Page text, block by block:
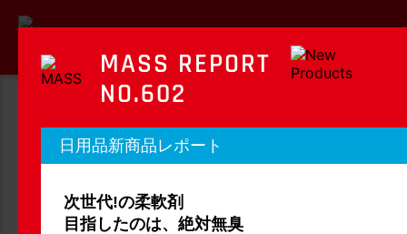
MASS REPORT
マスレポート
OTC新商品レポート 店頭観察レポート
MASS REPORT
NO.602
日用品新商品レポート
次世代!の柔軟剤
目指したのは、絶対無臭